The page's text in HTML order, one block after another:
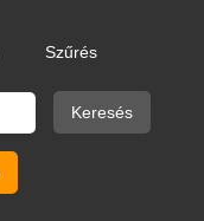
Szűrés
Keresés